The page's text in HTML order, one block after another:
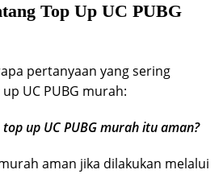
Top Up UC PUBG
pertanyaan yang sering
UC PUBG murah:
up UC PUBG murah itu aman?
aman jika dilakukan melalui